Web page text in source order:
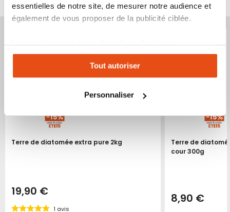
essentielles de notre site, de mesurer notre audience et
également de vous proposer de la publicité ciblée.
expérience personnalisée sur notre site. Vous pouvez
changer votre choix à n'importe quel moment. Refuser
tous les cookies peut limiter certaines fonctionnalités.
Tout autoriser
Personnaliser
Terre de diatomée extra pure 2kg
19,90 €
1 avis
Terre de
cour 300g
8,90 €